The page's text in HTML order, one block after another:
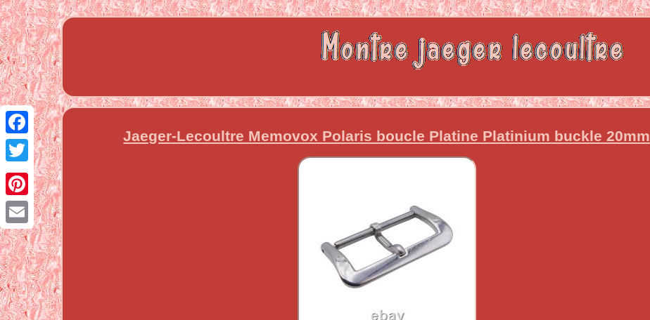
Facebook
Twitter
Pinterest
Email
Jaeger-Lecoultre Memovox Polaris boucle Platine Platinium buckle 20mm